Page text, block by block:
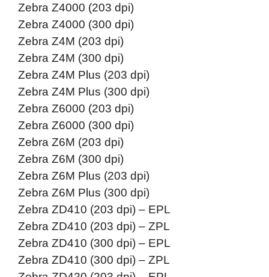
Zebra Z4000 (203 dpi)
Zebra Z4000 (300 dpi)
Zebra Z4M (203 dpi)
Zebra Z4M (300 dpi)
Zebra Z4M Plus (203 dpi)
Zebra Z4M Plus (300 dpi)
Zebra Z6000 (203 dpi)
Zebra Z6000 (300 dpi)
Zebra Z6M (203 dpi)
Zebra Z6M (300 dpi)
Zebra Z6M Plus (203 dpi)
Zebra Z6M Plus (300 dpi)
Zebra ZD410 (203 dpi) – EPL
Zebra ZD410 (203 dpi) – ZPL
Zebra ZD410 (300 dpi) – EPL
Zebra ZD410 (300 dpi) – ZPL